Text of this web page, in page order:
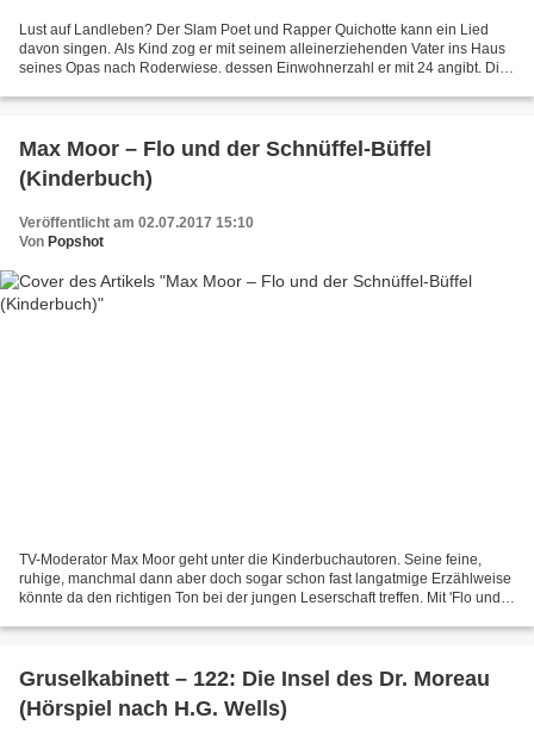
Lust auf Landleben? Der Slam Poet und Rapper Quichotte kann ein Lied
davon singen. Als Kind zog er mit seinem alleinerziehenden Vater ins Haus
seines Opas nach Roderwiese. dessen Einwohnerzahl er mit 24 angibt. Die
Max Moor – Flo und der Schnüffel-Büffel
(Kinderbuch)
Veröffentlicht am 02.07.2017 15:10
Von Popshot
TV-Moderator Max Moor geht unter die Kinderbuchautoren. Seine feine,
ruhige, manchmal dann aber doch sogar schon fast langatmige Erzählweise
könnte da den richtigen Ton bei der jungen Leserschaft treffen. Mit 'Flo und
Gruselkabinett – 122: Die Insel des Dr. Moreau
(Hörspiel nach H.G. Wells)